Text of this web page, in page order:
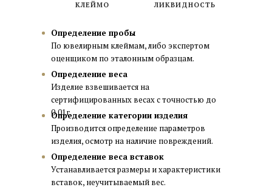
ЛИКВИДНОСТЬ
КЛЕЙМО
Определение категории изделия
Производится определение параметров
изделия, осмотр на наличие повреждений.
Определение веса вставок
Устанавливается размеры и характеристики
вставок, неучитываемый вес.
Определение пробы
По ювелирным клеймам, либо экспертом
оценщиком по эталонным образцам.
Определение веса
Изделие взвешивается на
сертифицированных весах с точностью до
0,01г.
офис КУРСКАЯ
ул. Земляной вал, д. 21/2-4 с.2
м. Курская, 3 мин. пешком
Парковка для клиентов
пн-пт 10:00–20:00; сб,вс 10:00–18:00